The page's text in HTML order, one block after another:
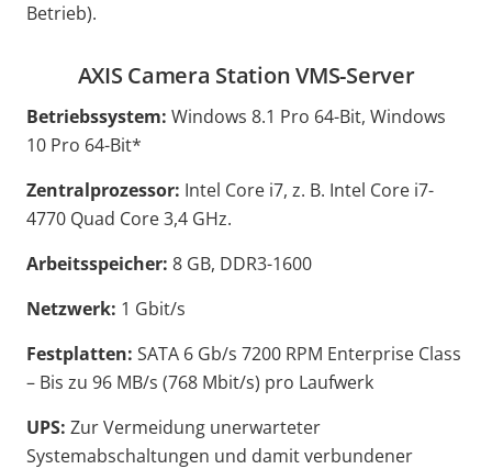
Betrieb).
AXIS Camera Station VMS-Server
Betriebssystem: Windows 8.1 Pro 64-Bit, Windows
10 Pro 64-Bit*
Zentralprozessor: Intel Core i7, z. B. Intel Core i7-
4770 Quad Core 3,4 GHz.
Arbeitsspeicher: 8 GB, DDR3-1600
Netzwerk: 1 Gbit/s
Festplatten: SATA 6 Gb/s 7200 RPM Enterprise Class
– Bis zu 96 MB/s (768 Mbit/s) pro Laufwerk
UPS: Zur Vermeidung unerwarteter
Systemabschaltungen und damit verbundener